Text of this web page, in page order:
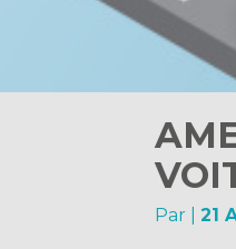
Par |21